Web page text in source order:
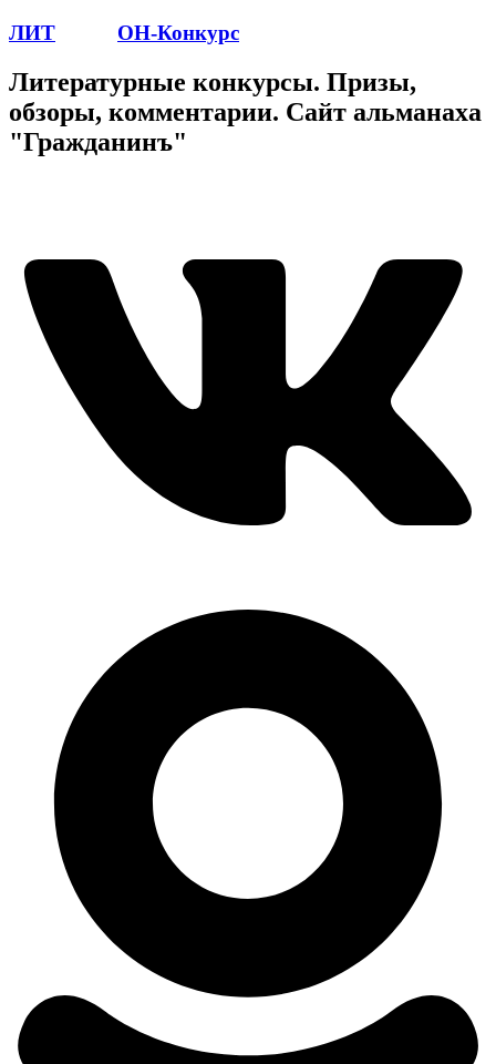
ЛИТ ОН-Конкурс
Литературные конкурсы. Призы,
обзоры, комментарии. Сайт альманаха
"Гражданинъ"